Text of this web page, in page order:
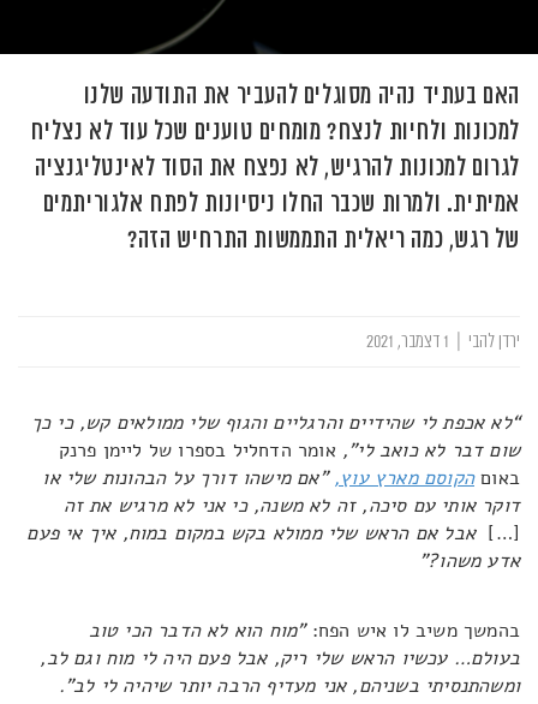
האם בעתיד נהיה מסוגלים להעביר את התודעה שלנו
למכונות ולחיות לנצח? מומחים טוענים שכל עוד לא נצליח
לגרום למכונות להרגיש, לא נפצח את הסוד לאינטליגנציה
אמיתית. ולמרות שכבר החלו ניסיונות לפתח אלגוריתמים
של רגש, כמה ריאלית התממשות התרחיש הזה?
ירדן להבי
“לא אכפת לי שהידיים והרגליים והגוף שלי ממולאים קש, כי כך
שום דבר לא כואב לי", אומר הדחליל בספרו של ליימן פרנק
באוםהקוסם מארץ עוץ, "אם מישהו דורך על הבהונות שלי או
דוקר אותי עם סיכה, זה לא משנה, כי אני לא מרגיש את זה
[…]אבל אם הראש שלי ממולא בקש במקום במוח, איך אי פעם
אדע משהו?"
בהמשך משיב לו איש הפח:"מוח הוא לא הדבר הכי טוב
בעולם… עכשיו הראש שלי ריק, אבל פעם היה לי מוח וגם לב,
ומשהתנסיתי בשניהם, אני מעדיף הרבה יותר שיהיה לי לב".